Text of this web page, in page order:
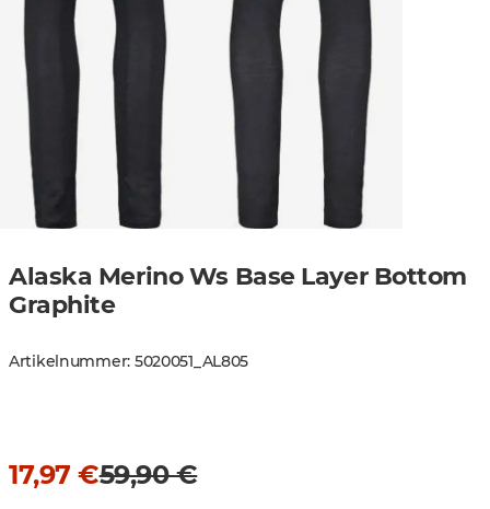
Alaska Merino Ws Base Layer Bottom
Graphite
Artikelnummer: 5020051 AL805
17,97 €59,90 €